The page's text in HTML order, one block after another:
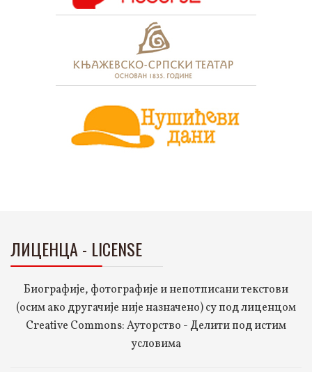
ЛИЦЕНЦА - LICENSE
Биографије, фотографије и непотписани текстови
(осим ако другачије није назначено) су под лиценцом
Creative Commons: Ауторство - Делити под истим
условима